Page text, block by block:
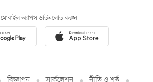
মোবাইল অ্যাপস ডাউনলোড করুন